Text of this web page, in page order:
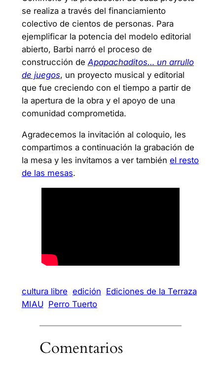
se realiza a través del financiamiento
colectivo de cientos de personas. Para
ejemplificar la potencia del modelo editorial
abierto, Barbi narró el proceso de
construcción deApapachaditos… un arrullo
de juegos, un proyecto musical y editorial
que fue creciendo con el tiempo a partir de
la apertura de la obra y el apoyo de una
comunidad comprometida.
Agradecemos la invitación al coloquio, les
compartimos a continuación la grabación de
la mesa y les invitamos a ver también el resto
de las mesas.
cultura libre edición Ediciones de la Terraza
MIAU Perro Tuerto
Comentarios